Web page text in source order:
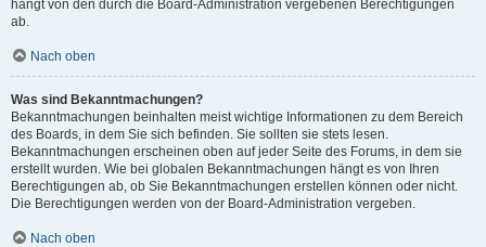
hängt von den durch die Board-Administration vergebenen Berechtigungen
ab.
Nach oben
Was sind Bekanntmachungen?
Bekanntmachungen beinhalten meist wichtige Informationen zu dem Bereich
des Boards, in dem Sie sich befinden. Sie sollten sie stets lesen.
Bekanntmachungen erscheinen oben auf jeder Seite des Forums, in dem sie
erstellt wurden. Wie bei globalen Bekanntmachungen hängt es von Ihren
Berechtigungen ab, ob Sie Bekanntmachungen erstellen können oder nicht.
Die Berechtigungen werden von der Board-Administration vergeben.
Nach oben